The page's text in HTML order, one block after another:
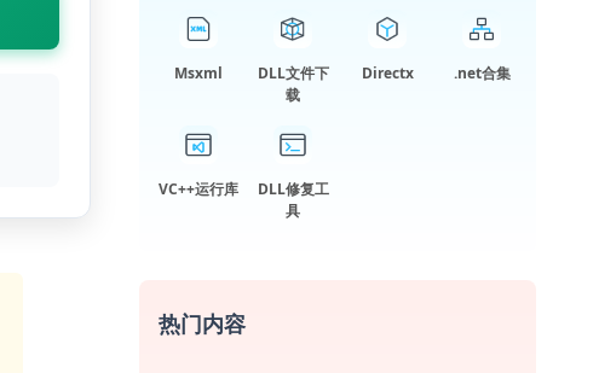
Msxml
DLL文件下
载
Directx .net合集
VC++运行库
DLL修复工
具
热门内容